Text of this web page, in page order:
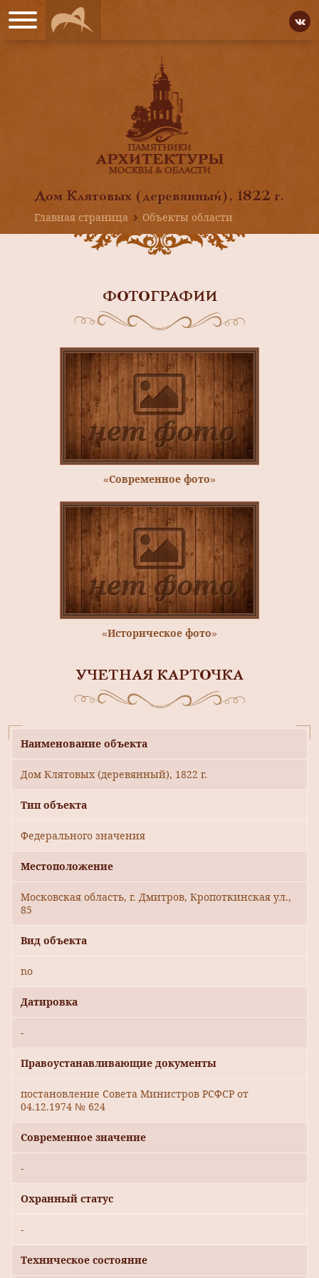
Дом Клятовых (деревянный), 1822 г.
Главная страница
Объекты области
ФОТОГРАФИИ
«Современное фото»
«Историческое фото»
УЧЕТНАЯ КАРТОЧКА
Наименование объекта
Дом Клятовых (деревянный), 1822 г.
Тип объекта
Федерального значения
Местоположение
Московская область, г. Дмитров, Кропоткинская ул.,
85
Вид объекта
no
Датировка
-
Правоустанавливающие документы
постановление Совета Министров РСФСР от
04.12.1974 № 624
Современное значение
-
Охранный статус
-
Техническое состояние